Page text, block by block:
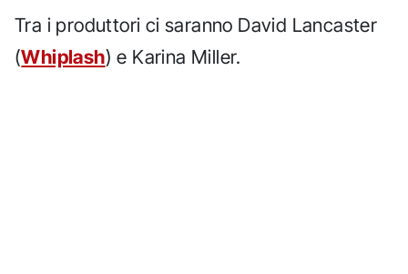
Tra i produttori ci saranno David Lancaster
(Whiplash) e Karina Miller.